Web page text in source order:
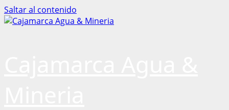
Saltar al contenido